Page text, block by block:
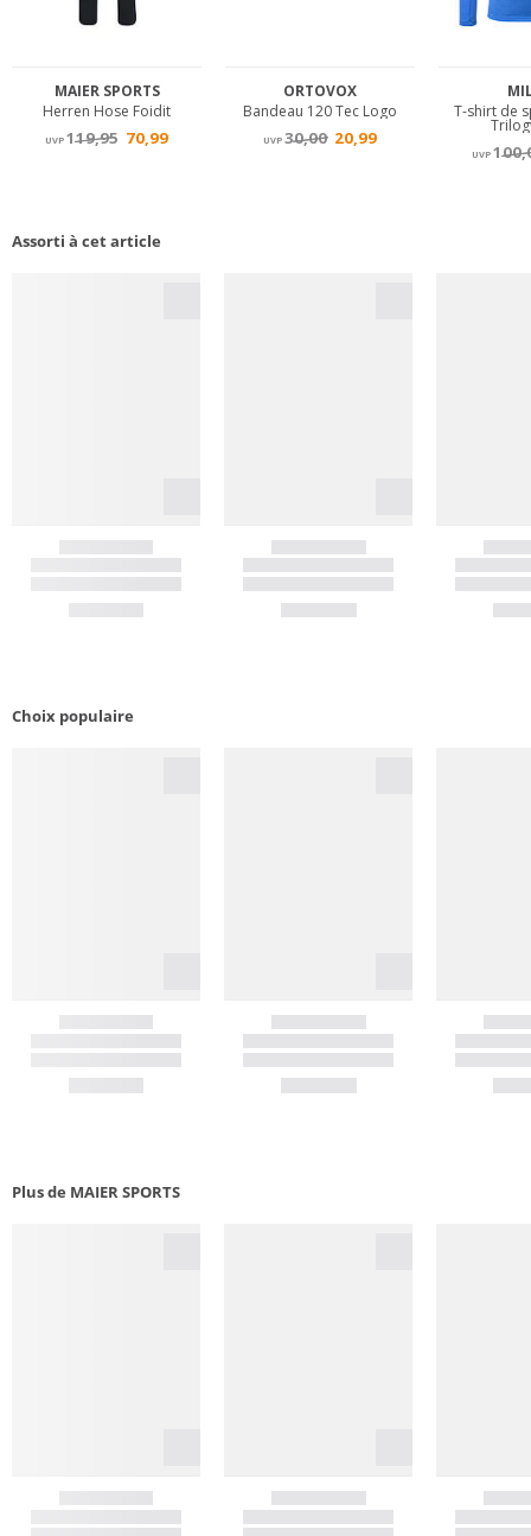
Assorti à cet article
Choix populaire
Plus de MAIER SPORTS